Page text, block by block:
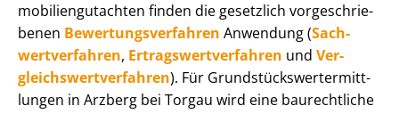
mo­bi­li­en­gut­ach­ten finden die gesetzlich vor­ge­schrie­
be­nen Be­wer­tungs­ver­fah­ren Anwendung (Sach­
wert­ver­fah­ren, Er­trags­wert­ver­fah­ren und Ver­
gleichs­wert­ver­fah­ren). Für Grund­stücks­wert­ermitt­
lun­gen in Arzberg bei Torgau wird eine baurechtliche